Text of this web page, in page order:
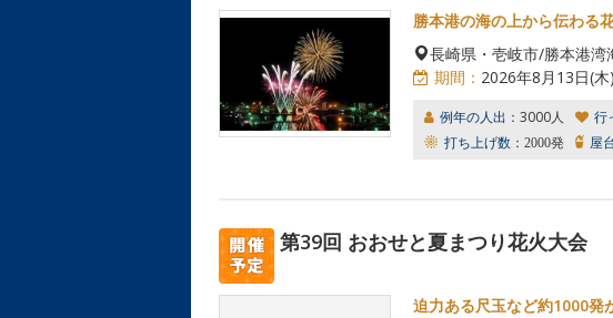
勝本港の海の上から伝わる
長崎県・壱岐市/勝本港湾
期間： 2026年8月13日(木)
例年の人出： 3000人 行
打ち上げ数： 2000発 屋
第39回 おおせと夏まつり花火大会
迫力ある尺玉など約1000発